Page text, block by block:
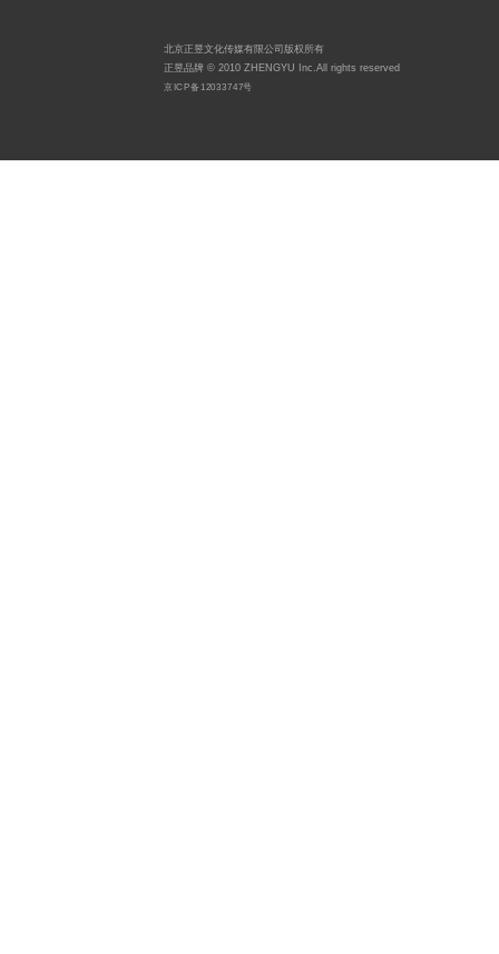
北京正昱文化传媒有限公司版权所有
正昱品牌 © 2010 ZHENGYU Inc.All rights reserved
京ICP备12033747号